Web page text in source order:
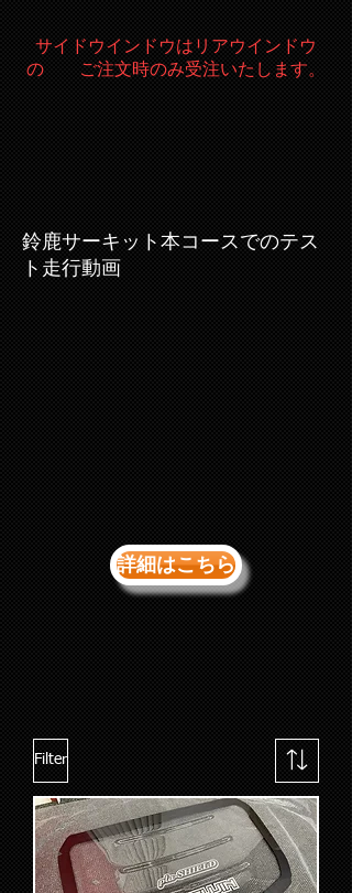
​サイドウインドウはリアウインドウ
の ご注文時のみ受注いたします。
​鈴鹿サーキット本コースでのテス
ト走行動画
詳細はこちら
Filter